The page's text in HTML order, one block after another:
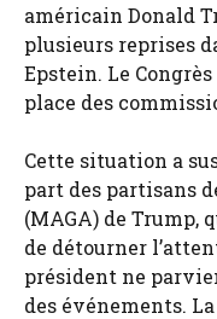
américain Donald
plusieurs reprises
Epstein. Le
place des
Cette situation a
part des partisans
(MAGA) de Trump,
de détourner
président ne
des événements.